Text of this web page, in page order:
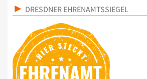
DRESDNER EHRENAMTSSIEGEL